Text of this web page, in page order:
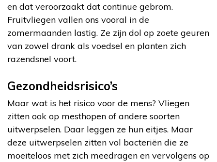
en dat veroorzaakt dat continue gebrom.
Fruitvliegen vallen ons vooral in de
zomermaanden lastig. Ze zijn dol op zoete geuren
van zowel drank als voedsel en planten zich
razendsnel voort.
Gezondheidsrisico’s
Maar wat is het risico voor de mens? Vliegen
zitten ook op mesthopen of andere soorten
uitwerpselen. Daar leggen ze hun eitjes. Maar
deze uitwerpselen zitten vol bacteriën die ze
moeiteloos met zich meedragen en vervolgens op